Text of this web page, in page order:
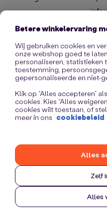
Betere winkelervaring
Wij gebruiken cookies en
onze webshop goed te
personaliseren, statistieken
toestemming,
gepersonaliseerde en niet-
Klik op “Alles accepteren”
cookies. Kies “Alles
cookies wilt toestaan, of
meer in ons cookiebeleid
Zelf
Alles
Alles